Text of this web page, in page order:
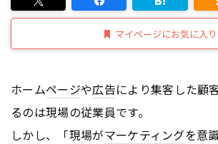
マイページにお気に入り
ホームページや広告により集客した顧
るのは現場の従業員です。
しかし、「現場がマーケティングを意